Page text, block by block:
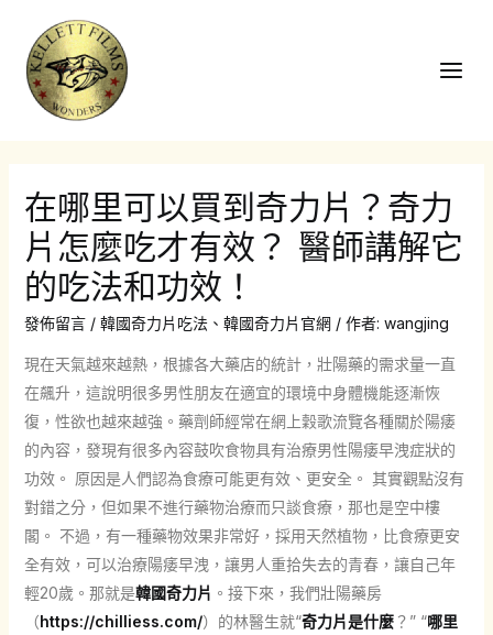
在哪里可以買到奇力片？奇力
片怎麼吃才有效？ 醫師講解它
的吃法和功效！
發佈留言 / 韓國奇力片吃法、 韓國奇力片官網/ 作者: wangjing
現在天氣越來越熱，根據各大藥店的統計，壯陽藥的需求量一直
在飆升，這說明很多男性朋友在適宜的環境中身體機能逐漸恢
復，性欲也越來越強。藥劑師經常在網上穀歌流覽各種關於陽痿
的內容，發現有很多內容鼓吹食物具有治療男性陽痿早洩症狀的
功效。 原因是人們認為食療可能更有效、更安全。 其實觀點沒有
對錯之分，但如果不進行藥物治療而只談食療，那也是空中樓
閣。 不過，有一種藥物效果非常好，採用天然植物，比食療更安
全有效，可以治療陽痿早洩，讓男人重拾失去的青春，讓自己年
輕20歲。那就是韓國奇力片 。接下來，我們壯陽藥房
（https://chilliess.com/）的林醫生就“奇力片是什麼？” “哪里